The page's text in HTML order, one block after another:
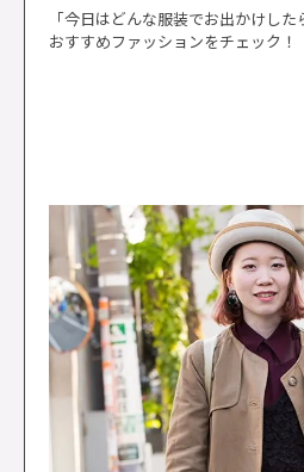
「今日はどんな服装でお出かけし
おすすめファッションをチェック！